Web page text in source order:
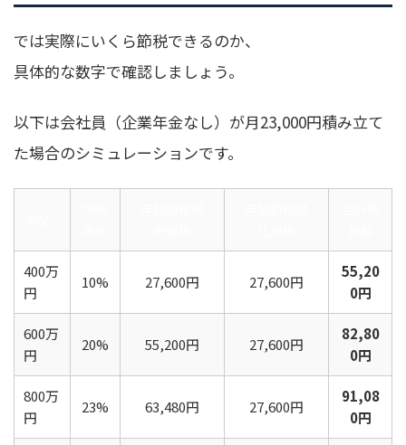
では実際にいくら節税できるのか、
具体的な数字で確認しましょう。
以下は会社員（企業年金なし）が月23,000円積み立て
た場合のシミュレーションです。
400万
円
10% 27,600円 27,600円
55,20
0円
600万
円
20% 55,200円 27,600円
82,80
0円
800万
円
23% 63,480円 27,600円
91,08
0円